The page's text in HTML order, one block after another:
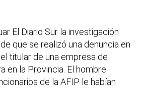
El Diario Sur la investigación
que se realizó una denuncia en
titular de una empresa de
en la Provincia. El hombre
de la AFIP le habían